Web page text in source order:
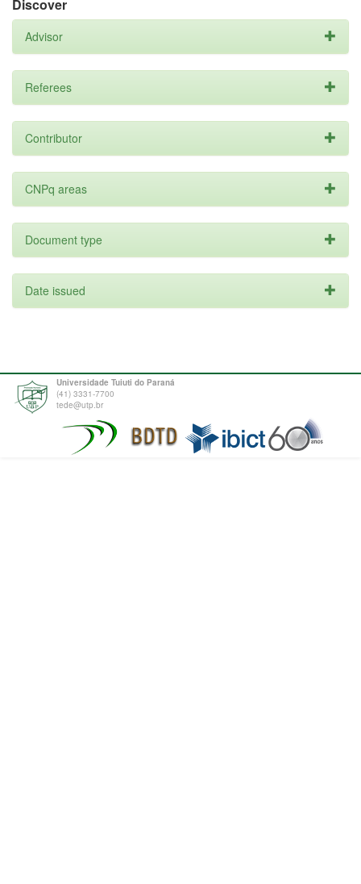
Discover
Advisor
Referees
Contributor
CNPq areas
Document type
Date issued
Universidade Tuiuti do Paraná
(41) 3331-7700
tede@utp.br